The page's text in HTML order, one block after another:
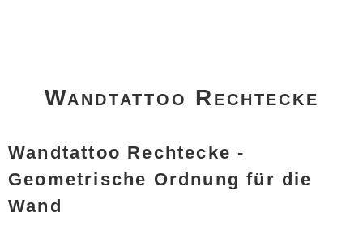
Wandtattoo Rechtecke
Wandtattoo Rechtecke -
Geometrische Ordnung für die
Wand